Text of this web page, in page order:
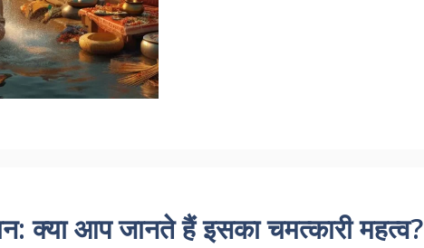
क्या आप जानते हैं इसका चमत्कारी महत्व?